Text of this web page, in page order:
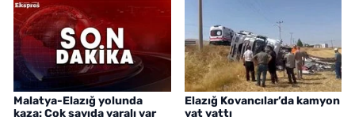
Malatya-Elazığ yolunda
kaza: Çok sayıda yaralı var
Elazığ Kovancılar’da kamyon
yat yattı